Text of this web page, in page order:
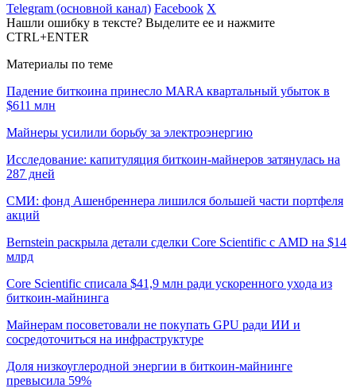
Telegram (основной канал) Facebook X
Нашли ошибку в тексте? Выделите ее и нажмите
CTRL+ENTER
Материалы по теме
Падение биткоина принесло MARA квартальный убыток в
$611 млн
Майнеры усилили борьбу за электроэнергию
Исследование: капитуляция биткоин-майнеров затянулась на
287 дней
СМИ: фонд Ашенбреннера лишился большей части портфеля
акций
Bernstein раскрыла детали сделки Core Scientific с AMD на $14
млрд
Core Scientific списала $41,9 млн ради ускоренного ухода из
биткоин-майнинга
Майнерам посоветовали не покупать GPU ради ИИ и
сосредоточиться на инфраструктуре
Доля низкоуглеродной энергии в биткоин-майнинге
превысила 59%